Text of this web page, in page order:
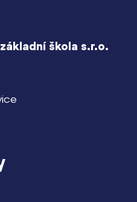
škola s.r.o.